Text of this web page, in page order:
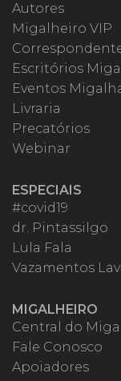
Autores
Migalheiro VIP
Escritórios
Eventos
Livraria
Precatórios
Webinar
ESPECIAIS
#covid19
dr. Pintassilgo
Lula Fala
Vazamentos
MIGALHEIRO
Central do
Fale Conosco
Apoiadores